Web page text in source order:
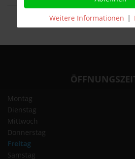
Montag
Dienstag
Mittwoch
Donnerstag
Freitag
Samstag
Weitere Informationen |